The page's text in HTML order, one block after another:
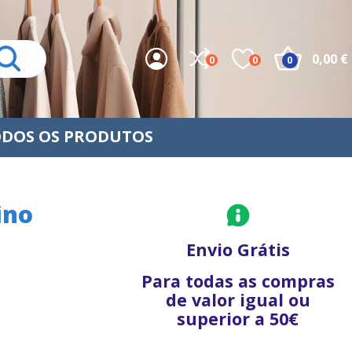
0 0 0,00 €
0
OS PRODUTOS
Envio Grátis
Para todas as compras
de valor igual ou
superior a 50€